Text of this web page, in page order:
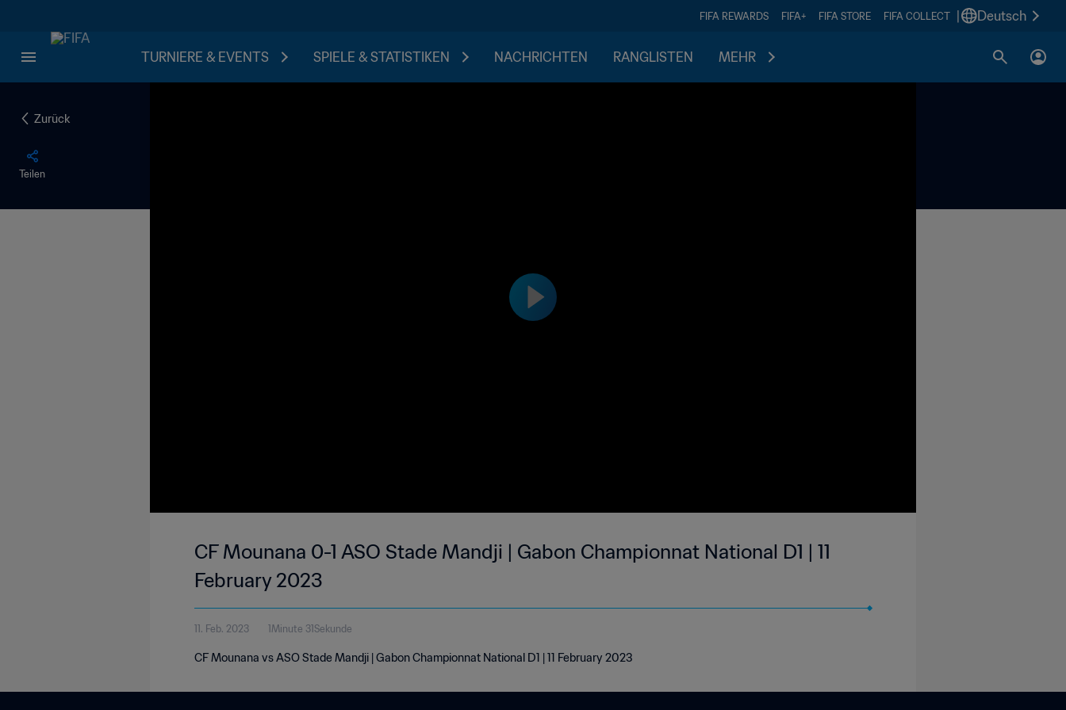
FIFA REWARDS FIFA+ FIFA STORE FIFA COLLECT Deutsch
TURNIERE & EVENTS SPIELE & STATISTIKEN NACHRICHTEN RANGLISTEN MEHR
Zurück
Teilen
CF Mounana 0-1 ASO Stade Mandji | Gabon Championnat National D1 | 11
February 2023
11. Feb. 2023 1Minute 31Sekunde
CF Mounana vs ASO Stade Mandji | Gabon Championnat National D1 | 11 February 2023